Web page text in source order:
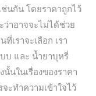
ช่นกัน โดยราคาถูกไว้
าอาจจะไม่ได้ช่วย
เราจะเลือก เรา
บ และ น้ำยาบุหรี่
นในเรื่องของราคา
ะทำความเข้าใจไว้